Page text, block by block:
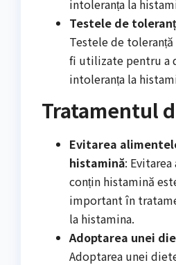
intoleranța la
Testele de
Testele de
fi utilizate pentru a
intoleranța la
Tratamentul
Evitarea
histamină:
conțin histamină
important în
la histamina.
Adoptarea unei
Adoptarea unei